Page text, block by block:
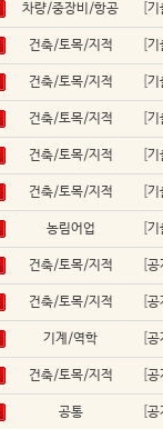
차량/중장비/항공 기
건축/토목/지적 기
건축/토목/지적 기
건축/토목/지적 기
건축/토목/지적 기
건축/토목/지적 기
농림어업 기
건축/토목/지적 공
건축/토목/지적 공
기계/역학 공
건축/토목/지적 공
공통 공